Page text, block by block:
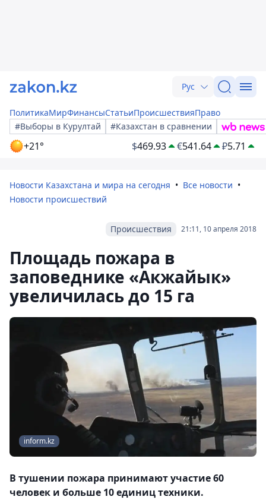
Рус
ПолитикаМирФинансыСтатьиПроисшествияПраво
#Выборы в Курултай
#Казахстан в сравнении
+21° $469.93 €541.64 ₽5.71
Новости Казахстана и мира на сегодня
Все новости
Новости происшествий
21:11, 10 апреля 2018
Происшествия
Площадь пожара в
заповеднике «Акжайык»
увеличилась до 15 га
inform.kz
В тушении пожара принимают участие 60
человек и больше 10 единиц техники.